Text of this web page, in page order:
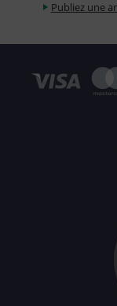
Publiez une